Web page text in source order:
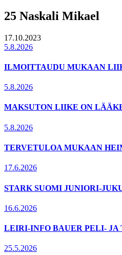
25 Naskali Mikael
17.10.2023
5.8.2026
ILMOITTAUDU MUKAAN
5.8.2026
MAKSUTON LIIKE ON
5.8.2026
TERVETULOA MUKAAN
17.6.2026
STARK SUOMI JUNIORI-
16.6.2026
LEIRI-INFO BAUER PELI- JA
25.5.2026